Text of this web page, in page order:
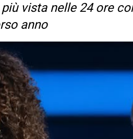
vista nelle 24 ore
anno